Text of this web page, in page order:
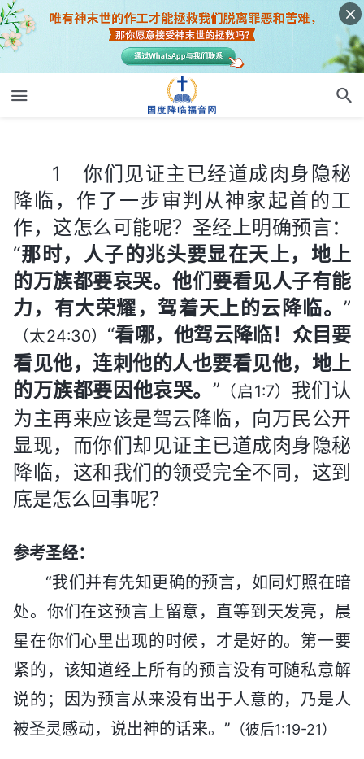
1 你们见证主已经道成肉身隐秘
降临，作了一步审判从神家起首的工
作，这怎么可能呢？圣经上明确预言：
“那时，人子的兆头要显在天上，地上
的万族都要哀哭。他们要看见人子有能
力，有大荣耀，驾着天上的云降临。 ”
（太24:30） “看哪，他驾云降临！众目要
看见他，连刺他的人也要看见他，地上
的万族都要因他哀哭。 ” （启1:7） 我们认
为主再来应该是驾云降临，向万民公开
显现，而你们却见证主已道成肉身隐秘
降临，这和我们的领受完全不同，这到
底是怎么回事呢？
参考圣经：
“我们并有先知更确的预言，如同灯照在暗
处。你们在这预言上留意，直等到天发亮，晨
星在你们心里出现的时候，才是好的。第一要
紧的，该知道经上所有的预言没有可随私意解
说的；因为预言从来没有出于人意的，乃是人
被圣灵感动，说出神的话来。” （彼后1:19-21）